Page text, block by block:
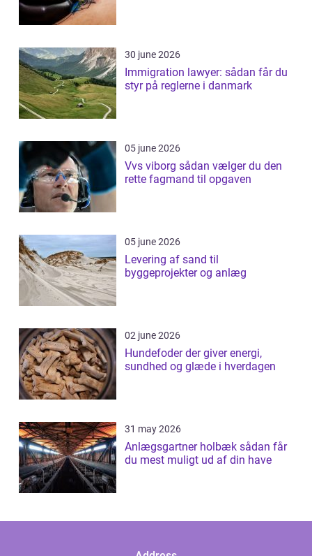
30 june 2026
Immigration lawyer: sådan får du
styr på reglerne i danmark
05 june 2026
Vvs viborg sådan vælger du den
rette fagmand til opgaven
05 june 2026
Levering af sand til
byggeprojekter og anlæg
02 june 2026
Hundefoder der giver energi,
sundhed og glæde i hverdagen
31 may 2026
Anlægsgartner holbæk sådan får
du mest muligt ud af din have